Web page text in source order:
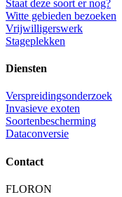
Staat deze soort er nog?
Witte gebieden bezoeken
Vrijwilligerswerk
Stageplekken
Diensten
Verspreidingsonderzoek
Invasieve exoten
Soortenbescherming
Dataconversie
Contact
FLORON